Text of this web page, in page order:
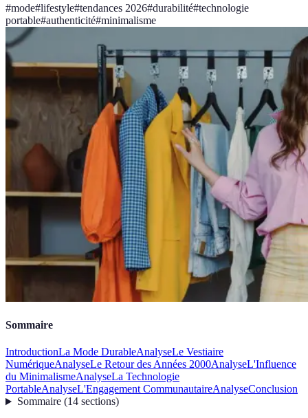
#mode#lifestyle#tendances 2026#durabilité#technologie
portable#authenticité#minimalisme
Sommaire
IntroductionLa Mode DurableAnalyseLe Vestiaire
NumériqueAnalyseLe Retour des Années 2000AnalyseL'Influence
du MinimalismeAnalyseLa Technologie
PortableAnalyseL'Engagement CommunautaireAnalyseConclusion
Sommaire(14 sections)